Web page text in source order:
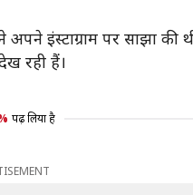
अपने इंस्टाग्राम पर साझा
रही हैं।
पढ़ लिया है